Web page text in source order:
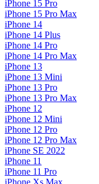
iPhone 15 Pro
iPhone 15 Pro Max
iPhone 14
iPhone 14 Plus
iPhone 14 Pro
iPhone 14 Pro Max
iPhone 13
iPhone 13 Mini
iPhone 13 Pro
iPhone 13 Pro Max
iPhone 12
iPhone 12 Mini
iPhone 12 Pro
iPhone 12 Pro Max
iPhone SE 2022
iPhone 11
iPhone 11 Pro
iPhone Xs Max